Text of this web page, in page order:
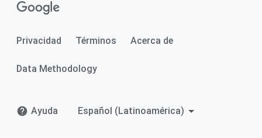
Privacidad Términos Acerca de
Data Methodology
Ayuda